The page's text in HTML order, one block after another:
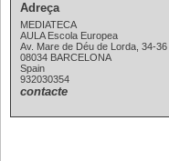
Adreça
MEDIATECA
AULA Escola Europea
Av. Mare de Déu de Lorda, 34-36
08034 BARCELONA
Spain
932030354
contacte